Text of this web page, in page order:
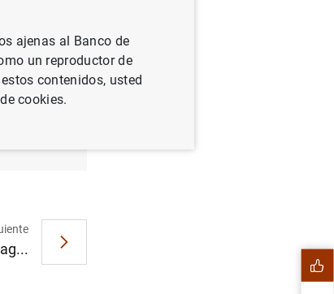
ajenas al Banco de
un reproductor de
contenidos, usted
cookies.